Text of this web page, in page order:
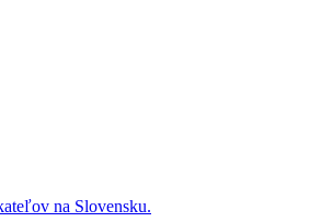
na Slovensku.